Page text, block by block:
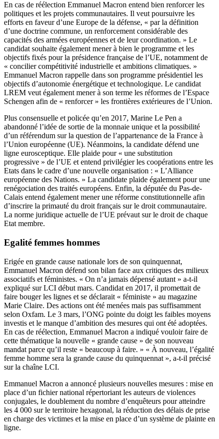
En cas de réélection Emmanuel Macron entend bien renforcer les
politiques et les projets communautaires. Il veut poursuivre les
efforts en faveur d’une Europe de la défense, « par la définition
d’une doctrine commune, un renforcement considérable des
capacités des armées européennes et de leur coordination. » Le
candidat souhaite également mener à bien le programme et les
objectifs fixés pour la présidence française de l’UE, notamment de
« concilier compétitivité industrielle et ambitions climatiques. »
Emmanuel Macron rappelle dans son programme présidentiel les
objectifs d’autonomie énergétique et technologique. Le candidat
LREM veut également mener à son terme les réformes de l’Espace
Schengen afin de « renforcer » les frontières extérieures de l’Union.
Plus consensuelle et policée qu’en 2017, Marine Le Pen a
abandonné l’idée de sortie de la monnaie unique et la possibilité
d’un référendum sur la question de l’appartenance de la France à
l’Union européenne (UE). Néanmoins, la candidate défend une
ligne eurosceptique. Elle plaide pour « une substitution
progressive » de l’UE et entend privilégier les coopérations entre les
Etats dans le cadre d’une nouvelle organisation : « L’Alliance
européenne des Nations. » La candidate plaide également pour une
renégociation des traités européens. Enfin, la députée du Pas-de-
Calais entend également mener une réforme constitutionnelle afin
d’inscrire la primauté du droit français sur le droit communautaire.
La norme juridique actuelle de l’UE prévaut sur le droit de chaque
Etat membre.
Egalité femmes hommes
Erigée en grande cause nationale lors de son quinquennat,
Emmanuel Macron défend son bilan face aux critiques des milieux
associatifs et féministes. « On n’a jamais dépensé autant » a-t-il
expliqué sur LCI début mars. Candidat en 2017, il promettait de
faire bouger les lignes et se déclarait « féministe » au magazine
Marie Claire. Des actions ont été menées mais pas suffisamment
selon Oxfam. Le 3 mars, l’ONG pointe du doigt les faibles moyens
investis et le manque d’ambition des mesures qui ont été adoptées.
En cas de réélection, Emmanuel Macron a indiqué vouloir faire de
cette thématique la nouvelle « grande cause » de son nouveau
mandat parce qu’il reste « beaucoup à faire. » « À nouveau, l’égalité
femme homme sera la grande cause du quinquennat », a-t-il précisé
sur la chaîne LCI.
Emmanuel Macron a annoncé plusieurs nouvelles mesures : mise en
place d’un fichier national répertoriant les auteurs de violences
conjugales, le doublement du nombre d’enquêteurs pour atteindre
les 4 000 sur le territoire hexagonal, la réduction des délais de prise
en charge des victimes et la mise en place d’un système de plainte en
ligne.